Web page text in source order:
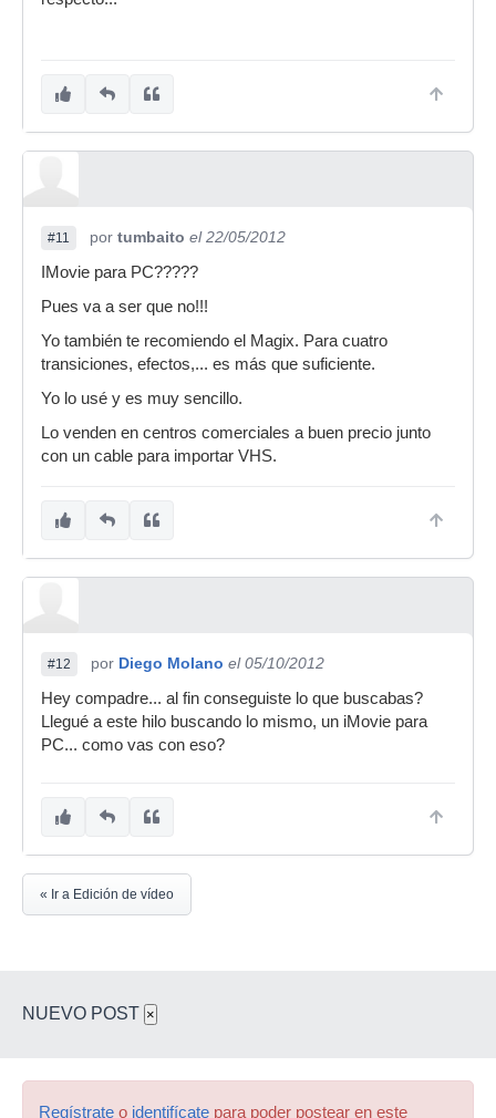
#11 por tumbaito el 22/05/2012
IMovie para PC?????
Pues va a ser que no!!!
Yo también te recomiendo el Magix. Para cuatro
transiciones, efectos,... es más que suficiente.
Yo lo usé y es muy sencillo.
Lo venden en centros comerciales a buen precio junto
con un cable para importar VHS.
#12 por Diego Molano el 05/10/2012
Hey compadre... al fin conseguiste lo que buscabas?
Llegué a este hilo buscando lo mismo, un iMovie para
PC... como vas con eso?
« Ir a Edición de vídeo
NUEVO POST ×
Regístrate o identifícate para poder postear en este